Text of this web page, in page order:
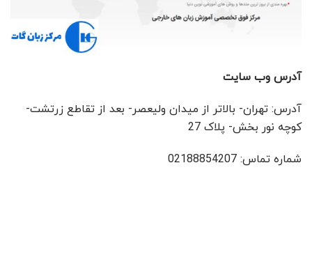
آدرس وب سایت
آدرس: تهران- بالاتر از میدان ولیعصر- بعد از تقاطع زرتشت-
کوچه نور بخش- پلاک 27
شماره تماس: 02188854207